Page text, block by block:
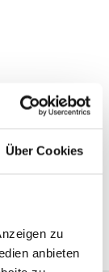
Über Cookies
zu
anbieten